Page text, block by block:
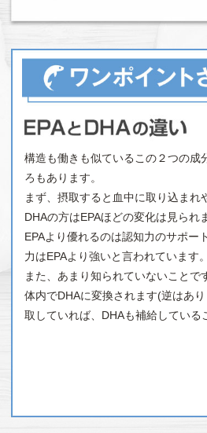
構造も働きも似ているこの２つの成
ろもあります。
まず、摂取すると血中に取り込まれ
DHAの方はEPAほどの変化は見られ
EPAより優れるのは認知力のサポー
力はEPAより強いと言われています。
また、あまり知られていないことで
体内でDHAに変換されます(逆はあ
取していれば、DHAも補給している